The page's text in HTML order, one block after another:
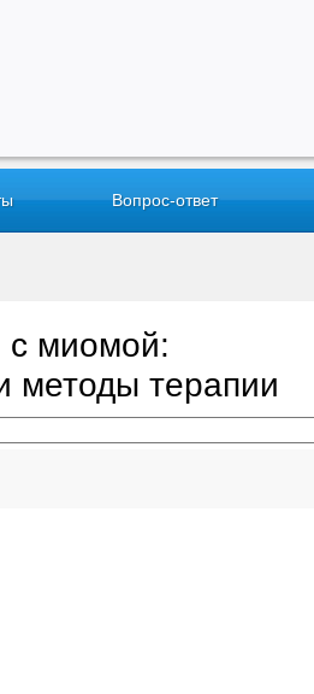
Вопрос-ответ
с миомой:
методы терапии